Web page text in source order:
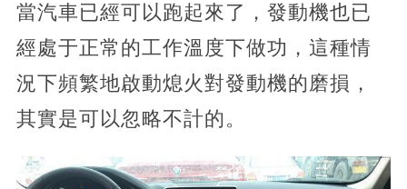
當汽車已經可以跑起來了，發動機也已
經處于正常的工作溫度下做功，這種情
況下頻繁地啟動熄火對發動機的磨損，
其實是可以忽略不計的。